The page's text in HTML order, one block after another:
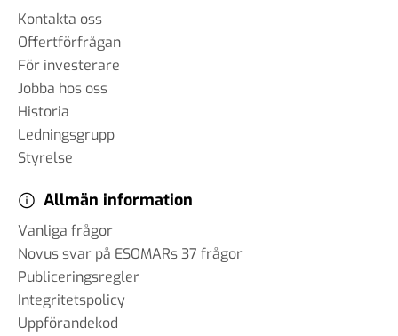
Kontakta oss
Offertförfrågan
För investerare
Jobba hos oss
Historia
Ledningsgrupp
Styrelse
Allmän information
Vanliga frågor
Novus svar på ESOMARs 37 frågor
Publiceringsregler
Integritetspolicy
Uppförandekod